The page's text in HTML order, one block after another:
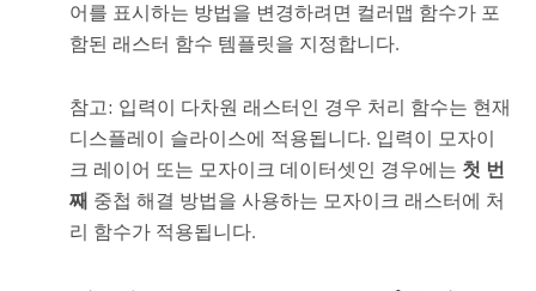
어를 표시하는 방법을 변경하려면 컬러맵 함수가 포
함된 래스터 함수 템플릿을 지정합니다.
참고: 입력이 다차원 래스터인 경우 처리 함수는 현재
디스플레이 슬라이스에 적용됩니다. 입력이 모자이
크 레이어 또는 모자이크 데이터셋인 경우에는 첫 번
째 중첩 해결 방법을 사용하는 모자이크 래스터에 처
리 함수가 적용됩니다.